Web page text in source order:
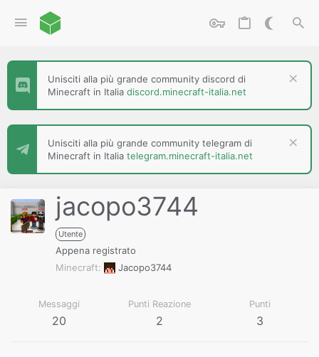
Unisciti alla più grande community discord di
Minecraft in Italia discord.minecraft-italia.net
Unisciti alla più grande community telegram di
Minecraft in Italia telegram.minecraft-italia.net
jacopo3744
Utente
Appena registrato
Minecraft
Jacopo3744
Messaggi
20
Punti Reazione
2
Punti
3